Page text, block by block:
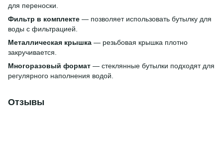
для переноски.
Фильтр в комплекте — позволяет использовать бутылку для
воды с фильтрацией.
Металлическая крышка — резьбовая крышка плотно
закручивается.
Многоразовый формат — стеклянные бутылки подходят для
регулярного наполнения водой.
Отзывы